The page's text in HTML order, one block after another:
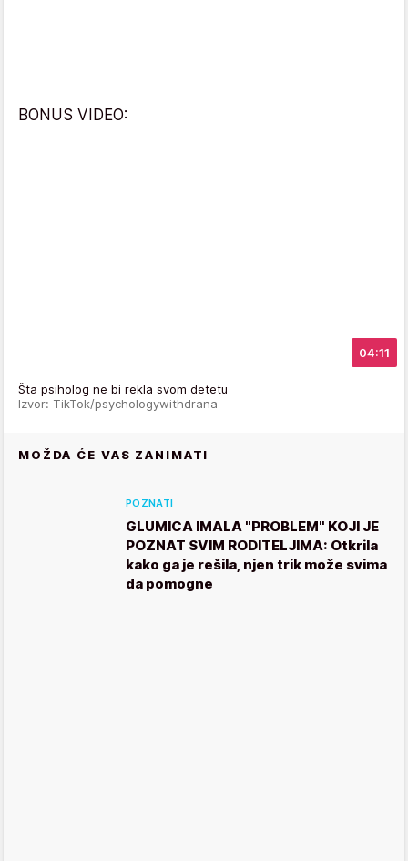
BONUS VIDEO:
04:11
Šta psiholog ne bi rekla svom detetu
Izvor: TikTok/psychologywithdrana
MOŽDA ĆE VAS ZANIMATI
POZNATI
GLUMICA IMALA "PROBLEM" KOJI JE
POZNAT SVIM RODITELJIMA: Otkrila
kako ga je rešila, njen trik može svima
da pomogne